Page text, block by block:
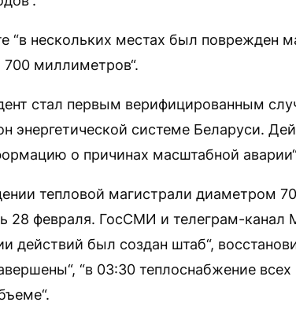
“в нескольких местах был поврежден
миллиметров“.
стал первым верифицированным
энергетической системе Беларуси.
о причинах масштабной
тепловой магистрали диаметром
28 февраля. ГосСМИ и телеграм-канал
действий был создан штаб“,
“в 03:30 теплоснабжение